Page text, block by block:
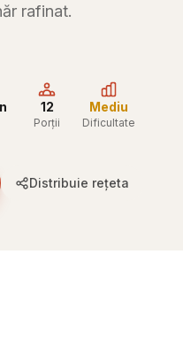
rafinat.
12
Porții
Mediu
Dificultate
Distribuie rețeta